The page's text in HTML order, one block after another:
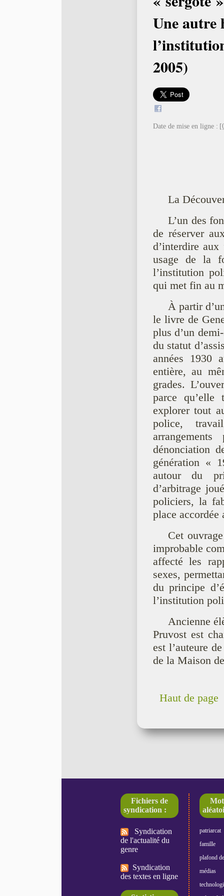
Une autre
2005)
Date de mise en ligne :
La
L’un des
de réserver
d’interdire
usage de la
l’institution
qui met fin au
À partir
le livre de
plus d’un
du statut
années 1930
entière, au
grades.
parce qu’elle
explorer tout
police,
dénonciation
génération «
autour du
d’arbitrage
policiers, la
place
Cet
improbable
affecté les
sexes,
du principe
l’institution
Ancienne
Pruvost est
est l’auteure
de la Maison
Haut de page
Fichiers de
syndication :
Syndication
de l'actualité du
genre
Syndication
des textes en ligne
patriarcat
famille
plafond
médias